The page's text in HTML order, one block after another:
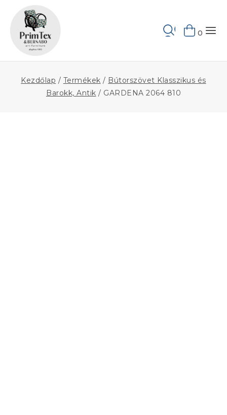
content
0
Kezdőlap / Termékek / Bútorszövet Klasszikus és
Barokk, Antik / GARDENA 2064 810